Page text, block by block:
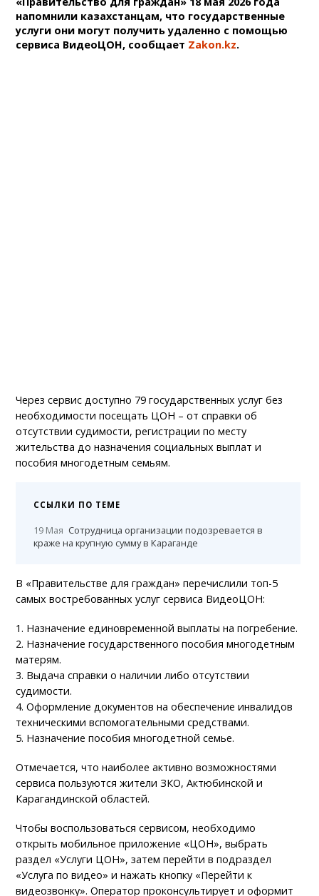
напомнили казахстанцам, что государственные
услуги они могут получить удаленно с помощью
сервиса ВидеоЦОН, сообщает Zakon.kz.
Через сервис доступно 79 государственных услуг без
необходимости посещать ЦОН – от справки об
отсутствии судимости, регистрации по месту
жительства до назначения социальных выплат и
пособия многодетным семьям.
ССЫЛКИ ПО ТЕМЕ
19 Мая Сотрудница организации подозревается в
краже на крупную сумму в Караганде
В «Правительстве для граждан» перечислили топ-5
самых востребованных услуг сервиса ВидеоЦОН:
1. Назначение единовременной выплаты на погребение.
2. Назначение государственного пособия многодетным
матерям.
3. Выдача справки о наличии либо отсутствии
судимости.
4. Оформление документов на обеспечение инвалидов
техническими вспомогательными средствами.
5. Назначение пособия многодетной семье.
Отмечается, что наиболее активно возможностями
сервиса пользуются жители ЗКО, Актюбинской и
Карагандинской областей.
Чтобы воспользоваться сервисом, необходимо
открыть мобильное приложение «ЦОН», выбрать
раздел «Услуги ЦОН», затем перейти в подраздел
«Услуга по видео» и нажать кнопку «Перейти к
видеозвонку». Оператор проконсультирует и оформит